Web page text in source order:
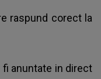
corect la
anuntate in direct